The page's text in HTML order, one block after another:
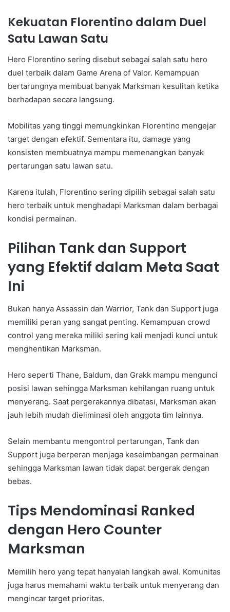
Kekuatan Florentino dalam Duel
Satu Lawan Satu
Hero Florentino sering disebut sebagai salah satu hero
duel terbaik dalam Game Arena of Valor. Kemampuan
bertarungnya membuat banyak Marksman kesulitan ketika
berhadapan secara langsung.
Mobilitas yang tinggi memungkinkan Florentino mengejar
target dengan efektif. Sementara itu, damage yang
konsisten membuatnya mampu memenangkan banyak
pertarungan satu lawan satu.
Karena itulah, Florentino sering dipilih sebagai salah satu
hero terbaik untuk menghadapi Marksman dalam berbagai
kondisi permainan.
Pilihan Tank dan Support
yang Efektif dalam Meta Saat
Ini
Bukan hanya Assassin dan Warrior, Tank dan Support juga
memiliki peran yang sangat penting. Kemampuan crowd
control yang mereka miliki sering kali menjadi kunci untuk
menghentikan Marksman.
Hero seperti Thane, Baldum, dan Grakk mampu mengunci
posisi lawan sehingga Marksman kehilangan ruang untuk
menyerang. Saat pergerakannya dibatasi, Marksman akan
jauh lebih mudah dieliminasi oleh anggota tim lainnya.
Selain membantu mengontrol pertarungan, Tank dan
Support juga berperan menjaga keseimbangan permainan
sehingga Marksman lawan tidak dapat bergerak dengan
bebas.
Tips Mendominasi Ranked
dengan Hero Counter
Marksman
Memilih hero yang tepat hanyalah langkah awal. Komunitas
juga harus memahami waktu terbaik untuk menyerang dan
mengincar target prioritas.